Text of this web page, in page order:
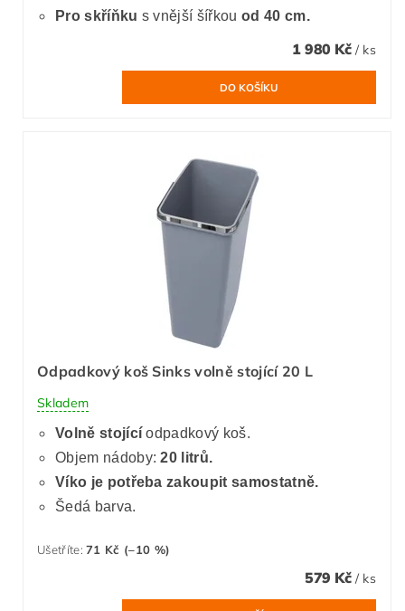
Pro skříňku s vnější šířkou od 40 cm.
1 980 Kč / ks
Odpadkový koš Sinks volně stojící 20 L
Skladem
Volně stojící odpadkový koš.
Objem nádoby:20 litrů.
Víko je potřeba zakoupit samostatně.
Šedá barva.
Ušetříte:71 Kč (–10 %)
579 Kč / ks